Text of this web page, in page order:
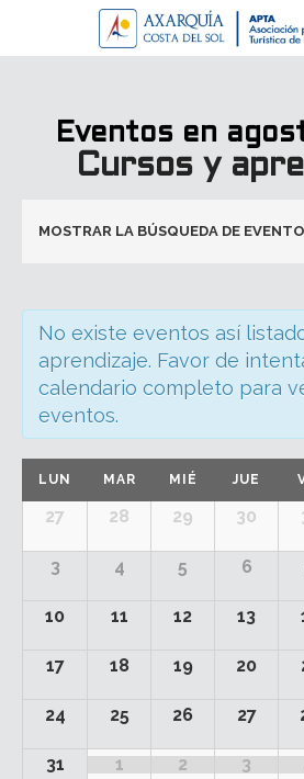
Eventos en
Cursos y
Navegación
y
vistas
de
Eventos
MOSTRAR LA BÚSQUEDA DE
No existe eventos así
aprendizaje. Favor de
calendario completo para
eventos.
Calendario
de
Calendario
Eventos
LUN MAR MIÉ JUE
27 28 29 30
3 4 5 6
10 11 12 13
17 18 19 20
24 25 26 27
31 1 2 3